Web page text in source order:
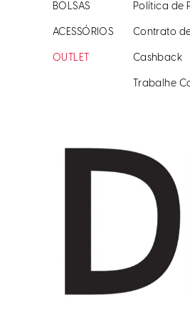
BOLSAS
ACESSÓRIOS
OUTLET
Política de
Contrato
Cashback
Trabalhe